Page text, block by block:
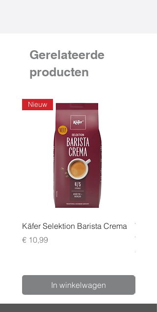
Gerelateerde
producten
Nieuw
Käfer Selektion Barista Crema
Prijs
€ 10,99
In winkelwagen
96
Prijs
€ 24,99